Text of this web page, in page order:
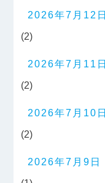
2026年7月12日
(2)
2026年7月11日
(2)
2026年7月10日
(2)
2026年7月9日